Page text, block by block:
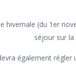
hivernale (du 1er
séjour sur la
également